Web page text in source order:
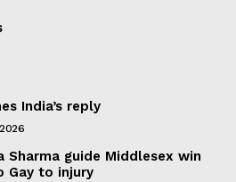
India’s reply
Sharma guide Middlesex win
Gay to injury